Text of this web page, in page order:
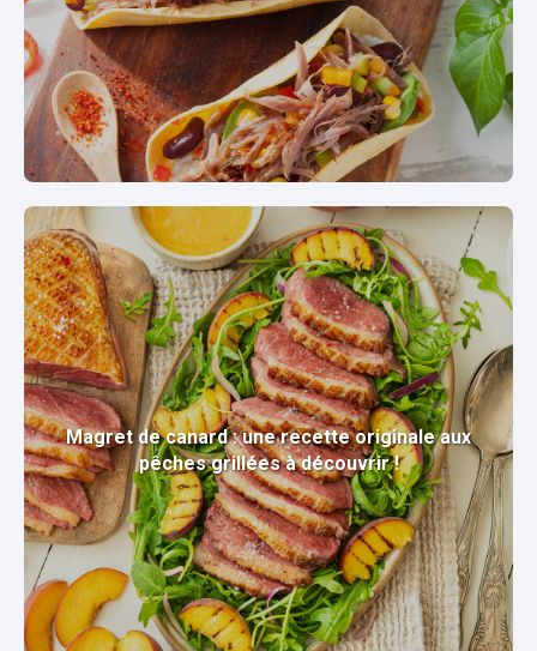
Magret de canard : une recette originale aux
pêches grillées à découvrir !